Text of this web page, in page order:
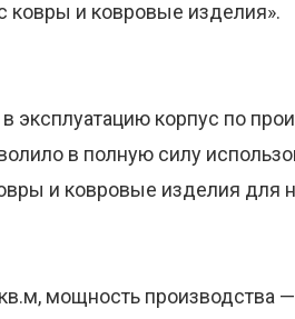
ковры и ковровые изделия».
эксплуатацию корпус по
в полную силу
и ковровые изделия для
мощность производства